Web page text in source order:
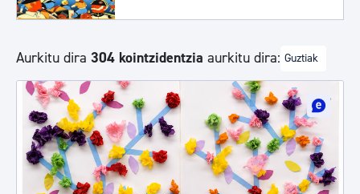
Aurkitu dira 304 kointzidentzia aurkitu dira: Guztiak